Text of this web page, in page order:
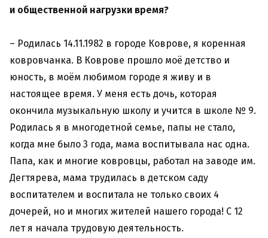
и общественной нагрузки время?
– Родилась 14.11.1982 в городе Коврове, я коренная
ковровчанка. В Коврове прошло моё детство и
юность, в моём любимом городе я живу и в
настоящее время. У меня есть дочь, которая
окончила музыкальную школу и учится в школе № 9.
Родилась я в многодетной семье, папы не стало,
когда мне было 3 года, мама воспитывала нас одна.
Папа, как и многие ковровцы, работал на заводе им.
Дегтярева, мама трудилась в детском саду
воспитателем и воспитала не только своих 4
дочерей, но и многих жителей нашего города! С 12
лет я начала трудовую деятельность.